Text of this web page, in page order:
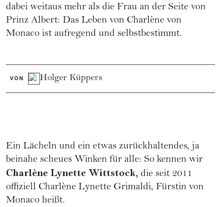
dabei weitaus mehr als die Frau an der Seite von
Prinz Albert: Das Leben von Charlène von
Monaco ist aufregend und selbstbestimmt.
VON Holger Küppers
Ein Lächeln und ein etwas zurückhaltendes, ja
beinahe scheues Winken für alle: So kennen wir
Charlène Lynette Wittstock, die seit 2011
offiziell Charlène Lynette Grimaldi, Fürstin von
Monaco heißt.